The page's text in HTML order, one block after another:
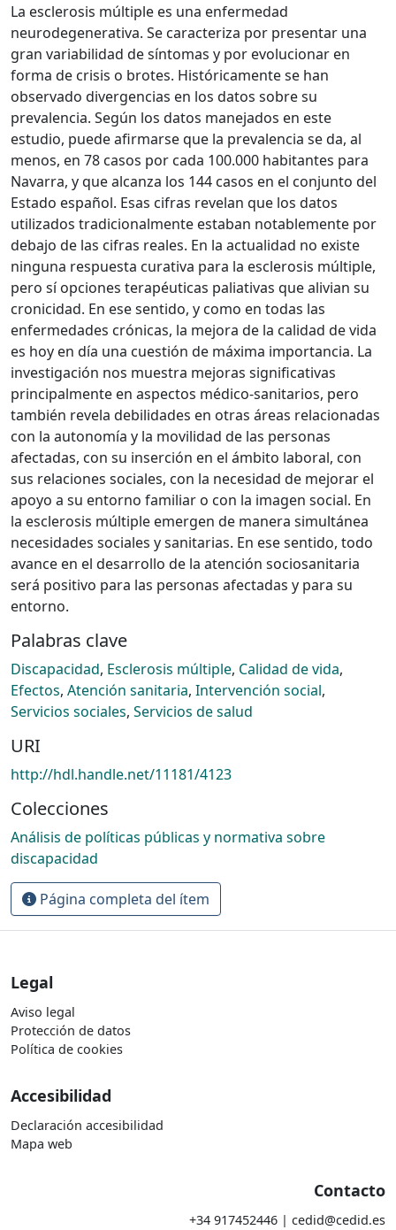
La esclerosis múltiple es una enfermedad
neurodegenerativa. Se caracteriza por presentar una
gran variabilidad de síntomas y por evolucionar en
forma de crisis o brotes. Históricamente se han
observado divergencias en los datos sobre su
prevalencia. Según los datos manejados en este
estudio, puede afirmarse que la prevalencia se da, al
menos, en 78 casos por cada 100.000 habitantes para
Navarra, y que alcanza los 144 casos en el conjunto del
Estado español. Esas cifras revelan que los datos
utilizados tradicionalmente estaban notablemente por
debajo de las cifras reales. En la actualidad no existe
ninguna respuesta curativa para la esclerosis múltiple,
pero sí opciones terapéuticas paliativas que alivian su
cronicidad. En ese sentido, y como en todas las
enfermedades crónicas, la mejora de la calidad de vida
es hoy en día una cuestión de máxima importancia. La
investigación nos muestra mejoras significativas
principalmente en aspectos médico-sanitarios, pero
también revela debilidades en otras áreas relacionadas
con la autonomía y la movilidad de las personas
afectadas, con su inserción en el ámbito laboral, con
sus relaciones sociales, con la necesidad de mejorar el
apoyo a su entorno familiar o con la imagen social. En
la esclerosis múltiple emergen de manera simultánea
necesidades sociales y sanitarias. En ese sentido, todo
avance en el desarrollo de la atención sociosanitaria
será positivo para las personas afectadas y para su
entorno.
Palabras clave
Discapacidad, Esclerosis múltiple, Calidad de vida,
Efectos, Atención sanitaria, Intervención social,
Servicios sociales, Servicios de salud
URI
http://hdl.handle.net/11181/4123
Colecciones
Análisis de políticas públicas y normativa sobre
discapacidad
Página completa del ítem
Legal
Aviso legal
Protección de datos
Política de cookies
Accesibilidad
Declaración accesibilidad
Mapa web
Contacto
+34 917452446 | cedid@cedid.es